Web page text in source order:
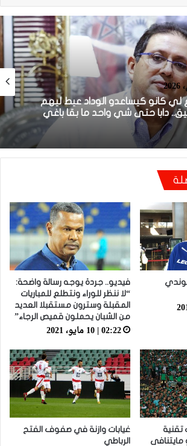
لي كانو كيساعدو الوداد عيط ليهم
دابا حتى شي واحد ما بقا باغي
السلبية يلاحق الوداد الرياضي بعد
الدفاع الحسني الجديدي
فيديو.. جردة يوجه رسالة واضحة:
“لا ننظر للوراء ونتطلع للمباريات
المقبلة وسترون مستقبلا العديد
من الشبان يحملون قميص الرجاء”
02:22 | 10 مايو، 2021
تقنية
غيابات وازنة في صفوف الفتح
الرباطي